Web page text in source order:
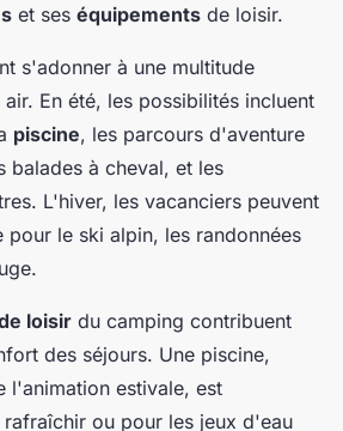
et ses équipements de loisir.
s'adonner à une multitude
En été, les possibilités incluent
piscine, les parcours d'aventure
balades à cheval, et les
L'hiver, les vacanciers peuvent
le ski alpin, les randonnées
loisir du camping contribuent
des séjours. Une piscine,
l'animation estivale, est
ou pour les jeux d'eau